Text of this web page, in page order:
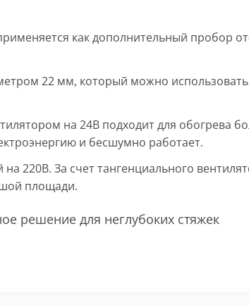
как дополнительный пробор
22 мм, который можно использовать
на 24В подходит для обогрева
и бесшумно работает.
220В. За счет тангенциального
площади.
решение для неглубоких стяжек